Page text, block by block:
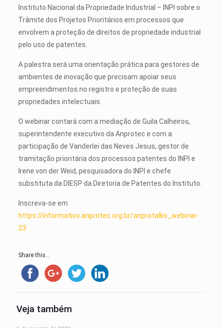
Instituto Nacional da Propriedade Industrial – INPI sobre o
Trâmite dos Projetos Prioritários em processos que
envolvem a proteção de direitos de propriedade industrial
pelo uso de patentes.
A palestra será uma orientação prática para gestores de
ambientes de inovação que precisam apoiar seus
empreendimentos no registro e proteção de suas
propriedades intelectuais.
O webinar contará com a mediação de Guila Calheiros,
superintendente executivo da Anprotec e com a
participação de Vanderlei das Neves Jesus, gestor de
tramitação prioritária dos processos patentes do INPI e
Irene von der Weid, pesquisadora do INPI e chefe
substituta da DIESP da Diretoria de Patentes do Instituto.
Inscreva-se em
https://informativo.anprotec.org.br/anprotalks_webinar-
23
Share this...
Veja também